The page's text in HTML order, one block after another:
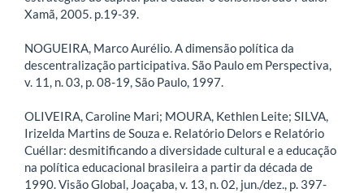
Xamã, 2005. p.19-39.
NOGUEIRA, Marco Aurélio. A dimensão política da
descentralização participativa. São Paulo em Perspectiva,
v. 11, n. 03, p. 08-19, São Paulo, 1997.
OLIVEIRA, Caroline Mari; MOURA, Kethlen Leite; SILVA,
Irizelda Martins de Souza e. Relatório Delors e Relatório
Cuéllar: desmitificando a diversidade cultural e a educação
na política educacional brasileira a partir da década de
1990. Visão Global, Joaçaba, v. 13, n. 02, jun./dez., p. 397-